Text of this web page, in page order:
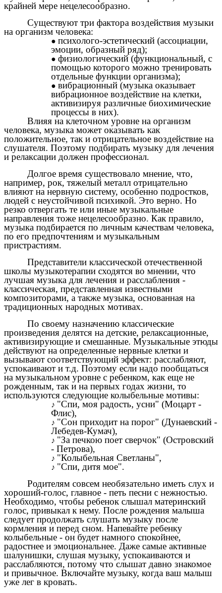
крайней мере нецелесообразно.
Существуют три фактора воздействия музыки
на организм человека:
психолого-эстетический (ассоциации,
эмоции, образный ряд);
физиологический (функциональный, с
помощью которого можно тренировать
отдельные функции организма);
вибрационный (музыка оказывает
вибрационное воздействие на клетки,
активизируя различные биохимические
процессы в них).
Влияя на клеточном уровне на организм
человека, музыка может оказывать как
положительное, так и отрицательное воздействие на
слушателя. Поэтому подбирать музыку для лечения
и релаксации должен профессионал.
Долгое время существовало мнение, что,
например, рок, тяжелый металл отрицательно
влияют на нервную систему, особенно подростков,
людей с неустойчивой психикой. Это верно. Но
резко отвергать те или иные музыкальные
направления тоже нецелесообразно. Как правило,
музыка подбирается по личным качествам человека,
по его предпочтениям и музыкальным
пристрастиям.
Представители классической отечественной
школы музыкотерапии сходятся во мнении, что
лучшая музыка для лечения и расслабления -
классическая, представленная известными
композиторами, а также музыка, основанная на
традиционных народных мотивах.
По своему назначению классические
произведения делятся на детские, релаксационные,
активизирующие и смешанные. Музыкальные этюды
действуют на определенные нервные клетки и
вызывают соответствующий эффект: расслабляют,
успокаивают и т.д. Поэтому если надо пообщаться
на музыкальном уровне с ребенком, как еще не
рожденным, так и на первых годах жизни, то
используются следующие колыбельные мотивы:
"Спи, моя радость, усни" (Моцарт -
Флис),
"Сон приходит на порог" (Дунаевский -
Лебедев-Кумач),
"За печкою поет сверчок" (Островский
- Петрова),
"Колыбельная Светланы",
"Спи, дитя мое".
Родителям совсем необязательно иметь слух и
хороший-голос, главное - петь песни с нежностью.
Необходимо, чтобы ребенок слышал материнский
голос, привыкал к нему. После рождения малыша
следует продолжать слушать музыку после
кормления и перед сном. Напевайте ребенку
колыбельные - он будет намного спокойнее,
радостнее и эмоциональнее. Даже самые активные
шалунишки, слушая музыку, успокаиваются и
расслабляются, потому что слышат давно знакомое
и привычное. Включайте музыку, когда ваш малыш
уже лег в кровать.